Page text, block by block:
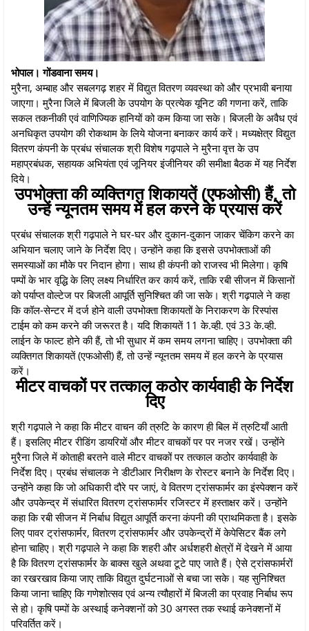
भोपाल। गोंडवाना समय।
मुरैना, अम्बाह और सबलगढ़ शहर में विद्युत वितरण व्यवस्था को और प्रभावी बनाया
जाएगा। मुरैना जिले में बिजली के उपयोग के प्रत्येक यूनिट की गणना करें, ताकि
सकल तकनीकी एवं वाणिज्यिक हानियों को कम किया जा सके। बिजली के अवैध एवं
अनधिकृत उपयोग की रोकथाम के लिये योजना बनाकर कार्य करें। मध्यक्षेत्र विद्युत
वितरण कंपनी के प्रबंध संचालक श्री विशेष गढ़पाले ने मुरैना वृत्त के उप
महाप्रबंधक, सहायक अभियंता एवं जूनियर इंजीनियर की समीक्षा बैठक में यह निर्देश
दिये।
उपभोक्ता की व्यक्तिगत शिकायतें (एफओसी) हैं, तो
उन्हें न्यूनतम समय में हल करने के प्रयास करें
प्रबंध संचालक श्री गढ़पाले ने घर-घर और दुकान-दुकान जाकर चेंकिग करने का
अभियान चलाए जाने के निर्देश दिए। उन्होंने कहा कि इससे उपभोक्ताओं की
समस्याओं का मौके पर निदान होगा। साथ ही कंपनी को राजस्व भी मिलेगा। कृषि
पम्पों के भार वृद्धि के लिए लक्ष्य निर्धारित कर कार्य करें, ताकि रबी सीजन में किसानों
को पर्याप्त वोल्टेज पर बिजली आपूर्ति सुनिश्चित की जा सके। श्री गढ़पाले ने कहा
कि कॉल-सेन्टर में दर्ज होने वाली उपभोक्ता शिकायतों के निराकरण के रिस्पांस
टाईम को कम करने की जरूरत है। यदि शिकायतें 11 के.व्ही. एवं 33 के.व्ही.
लाईन के फाल्ट होने की हैं, तो भी सुधार में कम समय लगना चाहिए। उपभोक्ता की
व्यक्तिगत शिकायतें (एफओसी) हैं, तो उन्हें न्यूनतम समय में हल करने के प्रयास
करें।
मीटर वाचकों पर तत्काल कठोर कार्यवाही के निर्देश
दिए
श्री गढ़पाले ने कहा कि मीटर वाचन की त्रुटि के कारण ही बिल में त्रुटियाँ आती
हैं। इसलिए मीटर रीडिंग डायरियों और मीटर वाचकों पर पर नजर रखें। उन्होंने
मुरैना जिले में कोताही बरतने वाले मीटर वाचकों पर तत्काल कठोर कार्यवाही के
निर्देश दिए। प्रबंध संचालक ने डीटीआर निरीक्षण के रोस्टर बनाने के निर्देश दिए।
उन्होंने कहा कि जो अधिकारी दौरे पर जाएं, वे वितरण ट्रांसफार्मर का इंस्पेक्शन करें
और उपकेन्द्र में संधारित वितरण ट्रांसफार्मर रजिस्टर में हस्ताक्षर करें। उन्होंने
कहा कि रबी सीजन में निर्बाध विद्युत आपूर्ति करना कंपनी की प्राथमिकता है। इसके
लिए पावर ट्रांसफार्मर, वितरण ट्रांसफार्मर और उपकेन्द्रों में केपेसिटर बैंक लगे
होना चाहिए। श्री गढ़पाले ने कहा कि शहरी और अर्धशहरी क्षेत्रों में देखने में आया
है कि वितरण ट्रांसफार्मर के बाक्स खुले अथवा टूटे पाए जाते हैं। ऐसे ट्रांसफार्मरों
का रखरखाव किया जाए ताकि विद्युत दुर्घटनाओं से बचा जा सके। यह सुनिश्चित
किया जाना चाहिए कि गणेशोत्सव एवं अन्य त्यौहारों में बिजली का प्रवाह निर्बाध रूप
से हो। कृषि पम्पों के अस्थाई कनेक्शनों को 30 अगस्त तक स्थाई कनेक्शनों में
परिवर्तित करें।